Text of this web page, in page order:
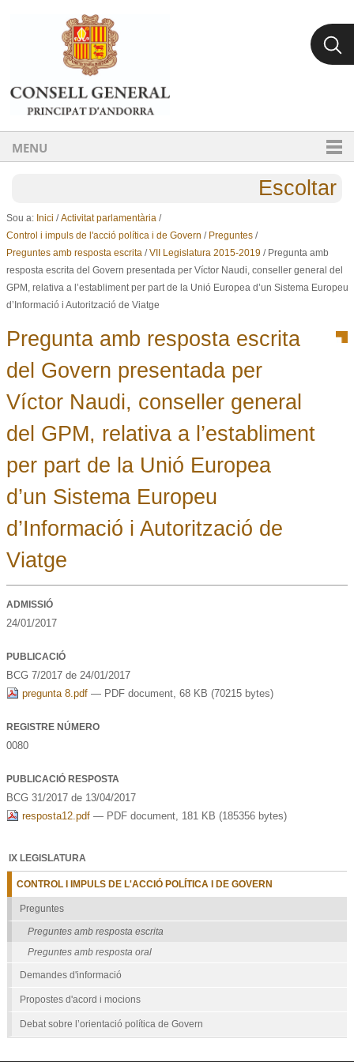
Ves al contingut.
Salta a la navegació
MENU
Escoltar
Sou a: Inici /Activitat parlamentària /
Control i impuls de l'acció política i de Govern / Preguntes /
Preguntes amb resposta escrita /VII Legislatura 2015-2019 / Pregunta amb
resposta escrita del Govern presentada per Víctor Naudi, conseller general del
GPM, relativa a l’establiment per part de la Unió Europea d’un Sistema Europeu
d’Informació i Autorització de Viatge
Pregunta amb resposta escrita
del Govern presentada per
Víctor Naudi, conseller general
del GPM, relativa a l’establiment
per part de la Unió Europea
d’un Sistema Europeu
d’Informació i Autorització de
Viatge
ADMISSIÓ
24/01/2017
PUBLICACIÓ
BCG 7/2017 de 24/01/2017
pregunta 8.pdf— PDF document, 68 KB (70215 bytes)
REGISTRE NÚMERO
0080
PUBLICACIÓ RESPOSTA
BCG 31/2017 de 13/04/2017
resposta12.pdf— PDF document, 181 KB (185356 bytes)
IX LEGISLATURA
CONTROL I IMPULS DE L'ACCIÓ POLÍTICA I DE GOVERN
Preguntes
Preguntes amb resposta escrita
Preguntes amb resposta oral
Demandes d'informació
Propostes d'acord i mocions
Debat sobre l’orientació política de Govern